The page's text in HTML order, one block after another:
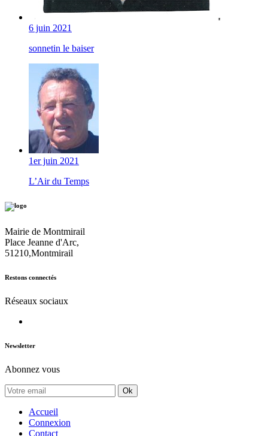
6 juin 2021
sonnetin le baiser
1er juin 2021
L’Air du Temps
Mairie de Montmirail
Place Jeanne d'Arc,
51210,Montmirail
Restons connectés
Réseaux sociaux
Newsletter
Abonnez vous
Ok
Accueil
Connexion
Contact